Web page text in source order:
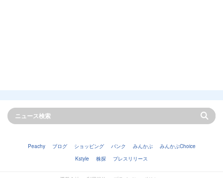
Peachy ブログ ショッピング バンク みんかぶ
みんかぶChoice
Kstyle
株探 プレスリリース